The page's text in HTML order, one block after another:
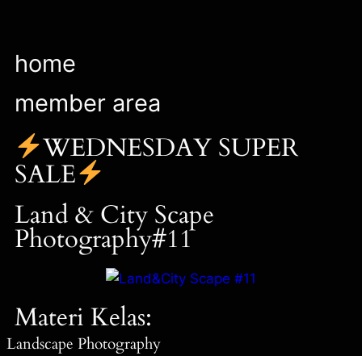
home
member area
WEDNESDAY SUPER
SALE
Land & City Scape
Photography#11
Materi Kelas:
Landscape Photography